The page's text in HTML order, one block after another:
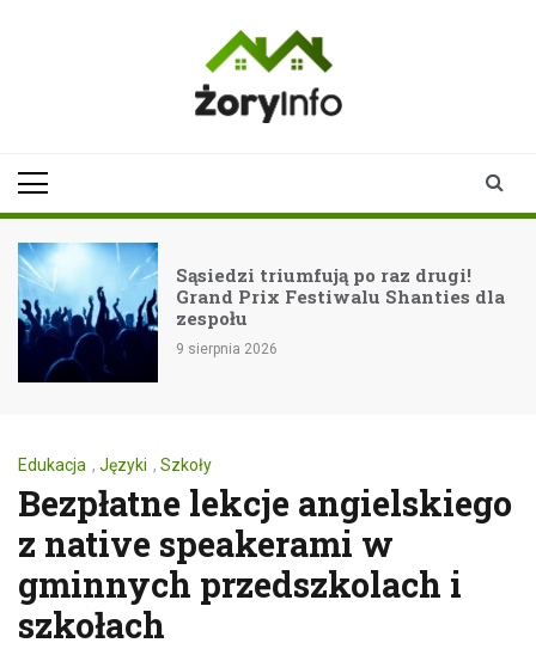
Sąsiedzi triumfują po raz drugi!
Grand Prix Festiwalu Shanties dla
zespołu
9 sierpnia 2026
Edukacja , Języki , Szkoły
Bezpłatne lekcje angielskiego
z native speakerami w
gminnych przedszkolach i
szkołach